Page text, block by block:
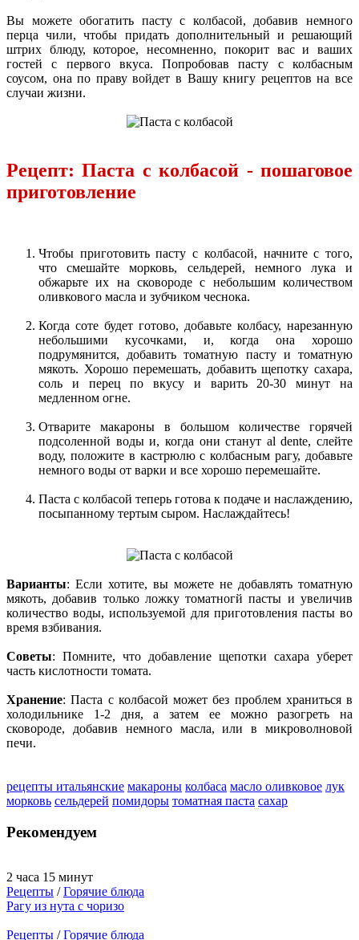
Вы можете обогатить пасту с колбасой, добавив немного
перца чили, чтобы придать дополнительный и решающий
штрих блюду, которое, несомненно, покорит вас и ваших
гостей с первого вкуса. Попробовав пасту с колбасным
соусом, она по праву войдет в Вашу книгу рецептов на все
случаи жизни.
Рецепт: Паста с колбасой - пошаговое
приготовление
Чтобы приготовить пасту с колбасой, начните с того,
что смешайте морковь, сельдерей, немного лука и
обжарьте их на сковороде с небольшим количеством
оливкового масла и зубчиком чеснока.
Когда соте будет готово, добавьте колбасу, нарезанную
небольшими кусочками, и, когда она хорошо
подрумянится, добавить томатную пасту и томатную
мякоть. Хорошо перемешать, добавить щепотку сахара,
соль и перец по вкусу и варить 20-30 минут на
медленном огне.
Отварите макароны в большом количестве горячей
подсоленной воды и, когда они станут al dente, слейте
воду, положите в кастрюлю с колбасным рагу, добавьте
немного воды от варки и все хорошо перемешайте.
Паста с колбасой теперь готова к подаче и наслаждению,
посыпанному тертым сыром. Наслаждайтесь!
Варианты: Если хотите, вы можете не добавлять томатную
мякоть, добавив только ложку томатногй пасты и увеличив
количество воды, используемой для приготовления пасты во
время взбивания.
Советы: Помните, что добавление щепотки сахара уберет
часть кислотности томата.
Хранение: Паста с колбасой может без проблем храниться в
холодильнике 1-2 дня, а затем ее можно разогреть на
сковороде, добавив немного масла, или в микроволновой
печи.
рецепты итальянские макароны колбаса масло оливковое лук
морковь сельдерей помидоры томатная паста сахар
Рекомендуем
2 часа 15 минут
Рецепты /Горячие блюда
Рагу из нута с чоризо
Рецепты /Горячие блюда